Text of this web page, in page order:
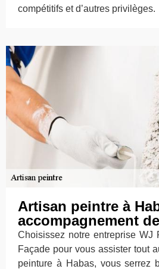
compétitifs et d’autres privilèges.
Artisan peintre à
accompagnement
Choisissez notre entreprise WJ
Façade pour vous assister tout
peinture à Habas, vous serrez